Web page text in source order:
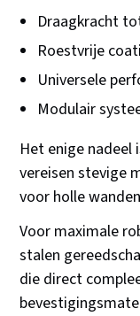
Draagkracht
Roestvrije
Universele
Modulair
Het enige nadeel
vereisen stevige
voor holle
Voor maximale
stalen
die direct